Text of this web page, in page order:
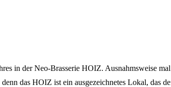
in der Neo-Brasserie HOIZ. Ausnahmsweise
das HOIZ ist ein ausgezeichnetes Lokal, das